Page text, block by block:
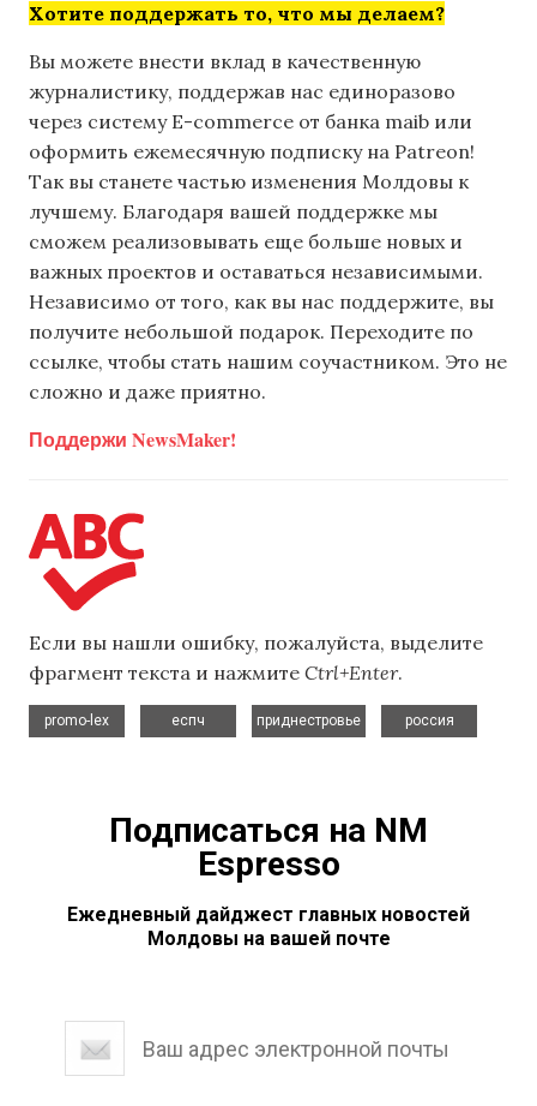
Хотите поддержать то, что мы делаем?
Вы можете внести вклад в качественную
журналистику, поддержав нас единоразово
через систему E-commerce от банка maib или
оформить ежемесячную подписку на Patreon!
Так вы станете частью изменения Молдовы к
лучшему. Благодаря вашей поддержке мы
сможем реализовывать еще больше новых и
важных проектов и оставаться независимыми.
Независимо от того, как вы нас поддержите, вы
получите небольшой подарок. Переходите по
ссылке, чтобы стать нашим соучастником. Это не
сложно и даже приятно.
Поддержи NewsMaker!
Если вы нашли ошибку, пожалуйста, выделите
фрагмент текста и нажмите Ctrl+Enter.
promo-lex
еспч
приднестровье
россия
Подписаться на NM
Espresso
Ежедневный дайджест главных новостей
Молдовы на вашей почте